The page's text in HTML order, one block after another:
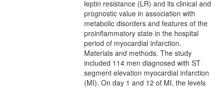
leptin resistance (LR) and its clinical and
prognostic value in association with
metabolic disorders and features of the
proinflammatory state in the hospital
period of myocardial infarction.
Materials and methods. The study
included 114 men diagnosed with ST
segment elevation myocardial infarction
(MI). On day 1 and 12 of MI, the levels